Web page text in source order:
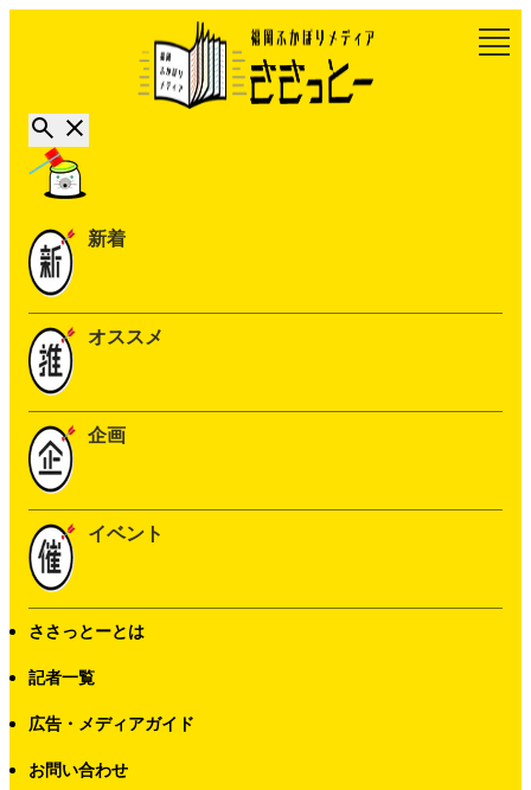
新着
オススメ
企画
イベント
ささっとーとは
記者一覧
広告・メディアガイド
お問い合わせ